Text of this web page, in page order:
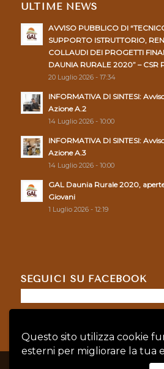
Questo sito utilizza cookie
esterni per migliorare la tua
ULTIME NEWS
AVVISO PUBBLICO DI
SUPPORTO ISTRUTTORIO,
COLLAUDI DEI PROGETTI
DAUNIA RURALE 2020” – CSR
20 Luglio 2026 - 17:34
INFORMATIVA DI SINTESI:
Azione A.2
14 Luglio 2026 - 10:00
INFORMATIVA DI SINTESI:
Azione A.3
14 Luglio 2026 - 10:00
GAL Daunia Rurale 2020,
Giovani
1 Luglio 2026 - 12:19
SEGUICI SU FACEBOOK